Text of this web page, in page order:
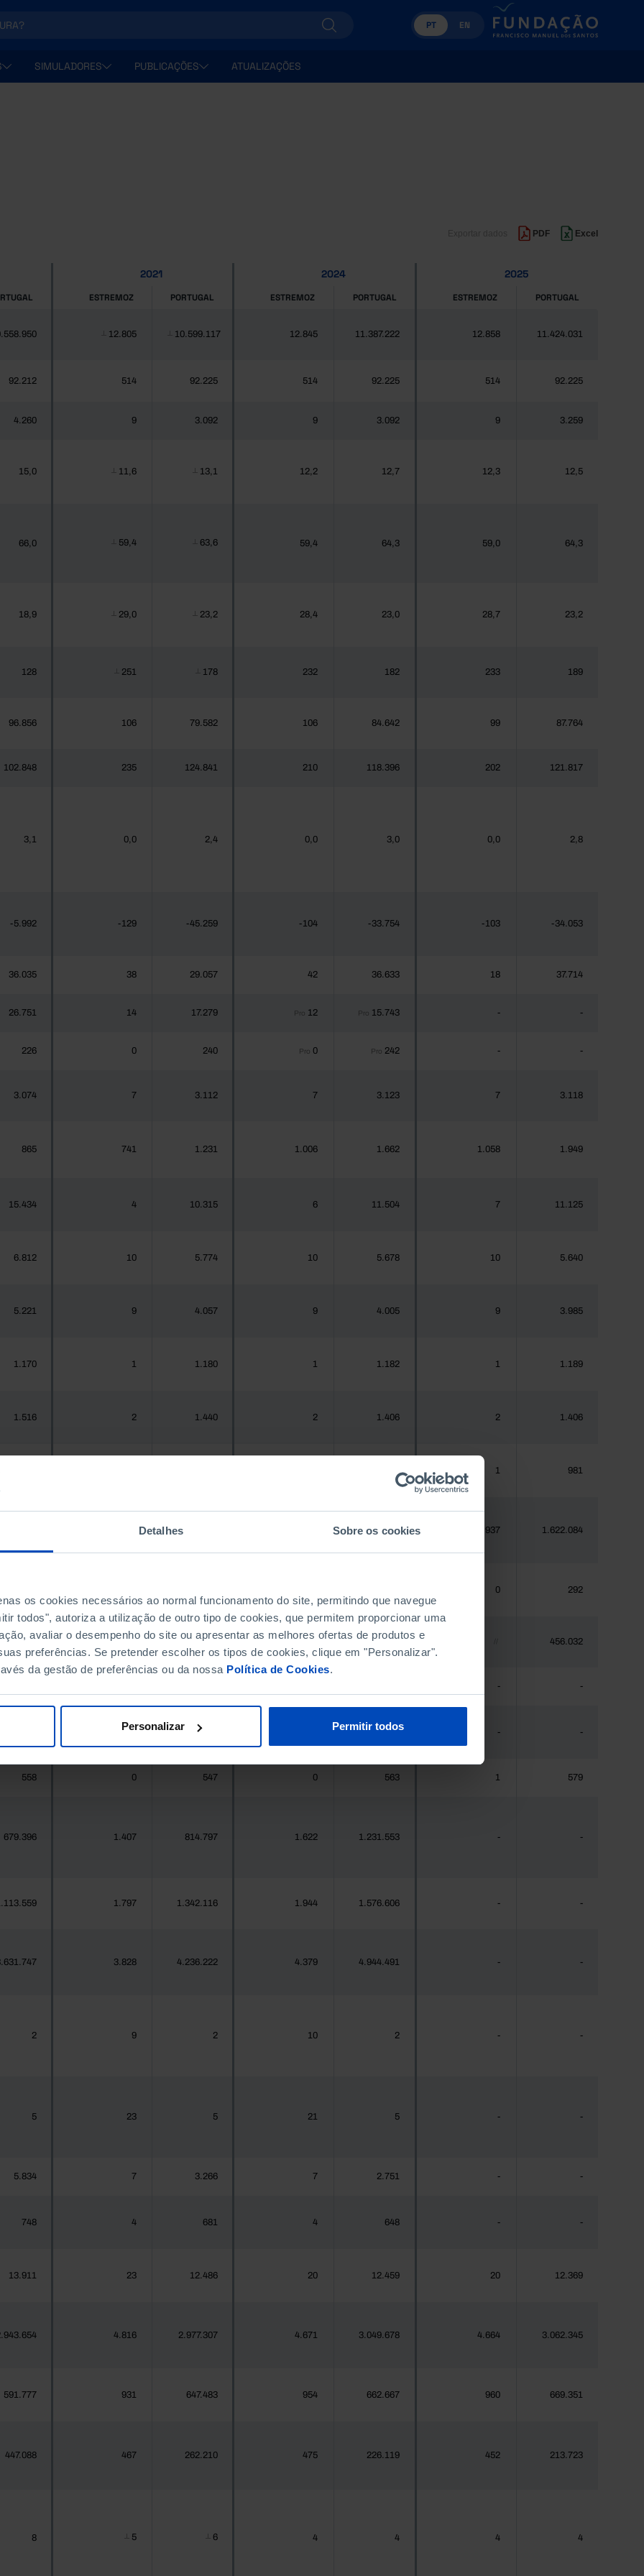
Detalhes Sobre os cookies
os cookies necessários ao normal funcionamento do site, permitindo que navegue
todos", autoriza a utilização de outro tipo de cookies, que permitem proporcionar uma
avaliar o desempenho do site ou apresentar as melhores ofertas de produtos e
preferências. Se pretender escolher os tipos de cookies, clique em "Personalizar".
da gestão de preferências ou da nossa Política de Cookies.
Personalizar Permitir todos
PT EN
SIMULADORES PUBLICAÇÕES ATUALIZAÇÕES
PDF Excel
2021 2024 2025
ESTREMOZ PORTUGAL ESTREMOZ PORTUGAL ESTREMOZ PORTUGAL
12.805 10.599.117 12.845 11.387.222 12.858 11.424.031
92.212 514 92.225 514 92.225 514 92.225
4.260 9 3.092 9 3.092 9 3.259
15,0 11,6 13,1 12,2 12,7 12,3 12,5
66,0 59,4 63,6 59,4 64,3 59,0 64,3
18,9 29,0 23,2 28,4 23,0 28,7 23,2
128 251 178 232 182 233 189
96.856 106 79.582 106 84.642 99 87.764
102.848 235 124.841 210 118.396 202 121.817
3,1 0,0 2,4 0,0 3,0 0,0 2,8
-5.992 -129 -45.259 -104 -33.754 -103 -34.053
36.035 38 29.057 42 36.633 18 37.714
26.751 14 17.279 Pro 12 Pro 15.743 - -
226 0 240 Pro 0 Pro 242 - -
3.074 7 3.112 7 3.123 7 3.118
865 741 1.231 1.006 1.662 1.058 1.949
15.434 4 10.315 6 11.504 7 11.125
6.812 10 5.774 10 5.678 10 5.640
5.221 9 4.057 9 4.005 9 3.985
1.170 1 1.180 1 1.182 1 1.189
1.516 2 1.440 2 1.406 2 1.406
970 1 981
1.575.679 1.620.555 1.937 1.622.084
0 292
396.268 // 411.995 // 448.235 456.032
- -
6 24.469 44.941 - -
558 0 547 0 563 1 579
679.396 1.407 814.797 1.622 1.231.553 - -
1.797 1.342.116 1.944 1.576.606 - -
3.828 4.236.222 4.379 4.944.491 - -
2 9 2 10 2 - -
5 23 5 21 5 - -
5.834 7 3.266 7 2.751 - -
748 4 681 4 648 - -
13.911 23 12.486 20 12.459 20 12.369
4.816 2.977.307 4.671 3.049.678 4.664 3.062.345
591.777 931 647.483 954 662.667 960 669.351
447.088 467 262.210 475 226.119 452 213.723
8 5 6 4 4 4 4